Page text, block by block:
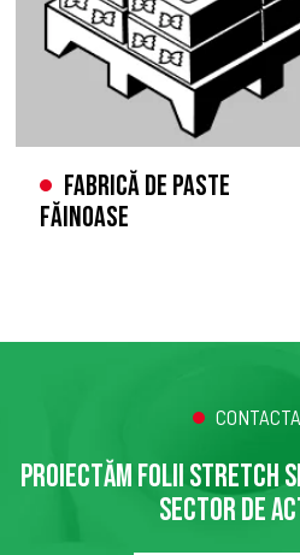
Fabrică de paste
făinoase
PROIECTĂM FOLII STRETCH
SECTOR DE